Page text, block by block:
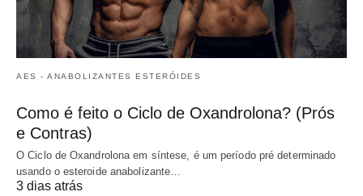
AES - ANABOLIZANTES ESTERÓIDES
Como é feito o Ciclo de Oxandrolona? (Prós
e Contras)
O Ciclo de Oxandrolona em síntese, é um período pré determinado
usando o esteroide anabolizante…
3 dias atrás